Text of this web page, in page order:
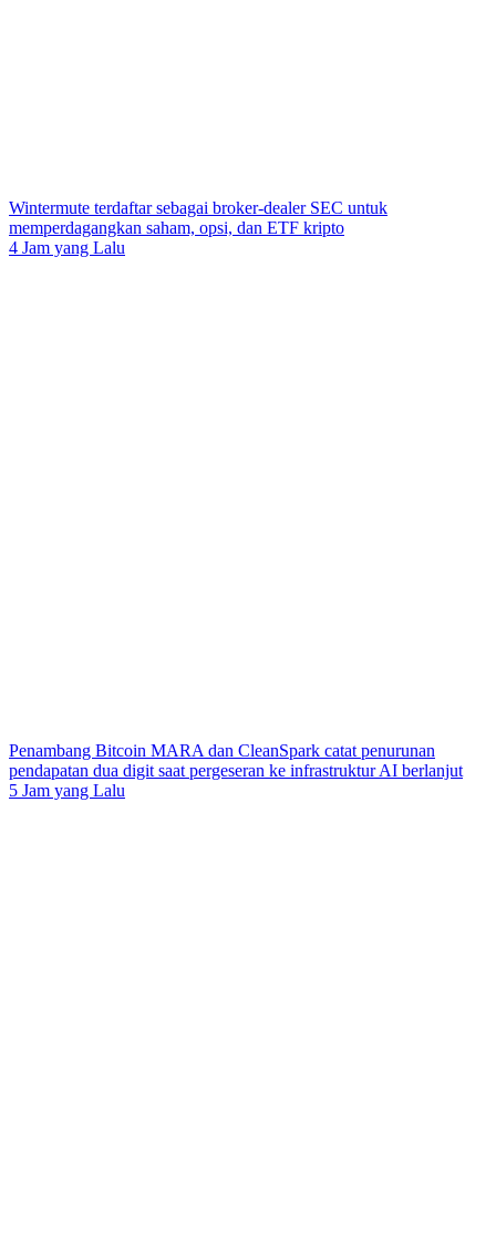
Wintermute terdaftar sebagai broker-dealer SEC untuk
memperdagangkan saham, opsi, dan ETF kripto
4 Jam yang Lalu
Penambang Bitcoin MARA dan CleanSpark catat penurunan
pendapatan dua digit saat pergeseran ke infrastruktur AI berlanjut
5 Jam yang Lalu